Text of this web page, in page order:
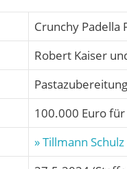
Crunchy Padella
Robert Kaiser
100.000 Euro
» Tillmann Schulz